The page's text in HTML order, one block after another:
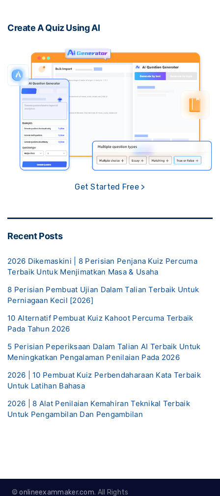
Create A Quiz Using AI
Get Started Free >
Recent Posts
2026 Dikemaskini | 8 Perisian Penjana Kuiz Percuma
Terbaik Untuk Menjimatkan Masa & Usaha
8 Perisian Pembuat Ujian Dalam Talian Terbaik Untuk
Perniagaan Kecil [2026]
10 Alternatif Pembuat Kuiz Kahoot Percuma Terbaik
Pada Tahun 2026
5 Perisian Peperiksaan Dalam Talian AI Terbaik Untuk
Meningkatkan Pengalaman Penilaian Pada 2026
2026 | 10 Pembuat Kuiz Perbendaharaan Kata Terbaik
Untuk Latihan Bahasa
2026 | 8 Alat Penilaian Kemahiran Teknikal Terbaik
Untuk Pengambilan Dan Pengambilan
©onlineexammaker.com. All Rights